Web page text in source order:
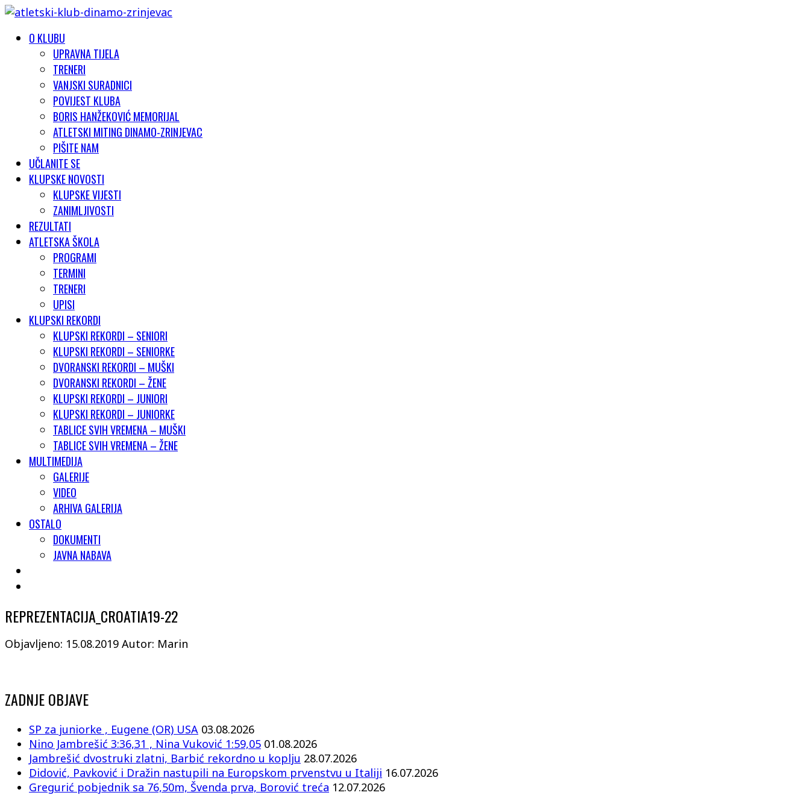
O KLUBU
UPRAVNA TIJELA
TRENERI
VANJSKI SURADNICI
POVIJEST KLUBA
BORIS HANŽEKOVIĆ MEMORIJAL
ATLETSKI MITING DINAMO-ZRINJEVAC
PIŠITE NAM
UČLANITE SE
KLUPSKE NOVOSTI
KLUPSKE VIJESTI
ZANIMLJIVOSTI
REZULTATI
ATLETSKA ŠKOLA
PROGRAMI
TERMINI
TRENERI
UPISI
KLUPSKI REKORDI
KLUPSKI REKORDI – SENIORI
KLUPSKI REKORDI – SENIORKE
DVORANSKI REKORDI – MUŠKI
DVORANSKI REKORDI – ŽENE
KLUPSKI REKORDI – JUNIORI
KLUPSKI REKORDI – JUNIORKE
TABLICE SVIH VREMENA – MUŠKI
TABLICE SVIH VREMENA – ŽENE
MULTIMEDIJA
GALERIJE
VIDEO
ARHIVA GALERIJA
OSTALO
DOKUMENTI
JAVNA NABAVA
REPREZENTACIJA_CROATIA19-22
Objavljeno: 15.08.2019 Autor: Marin
ZADNJE OBJAVE
SP za juniorke , Eugene (OR) USA 03.08.2026
Nino Jambrešić 3:36,31 , Nina Vuković 1:59,05 01.08.2026
Jambrešić dvostruki zlatni, Barbić rekordno u koplju 28.07.2026
Didović, Pavković i Dražin nastupili na Europskom prvenstvu u Italiji 16.07.2026
Gregurić pobjednik sa 76,50m, Švenda prva, Borović treća 12.07.2026